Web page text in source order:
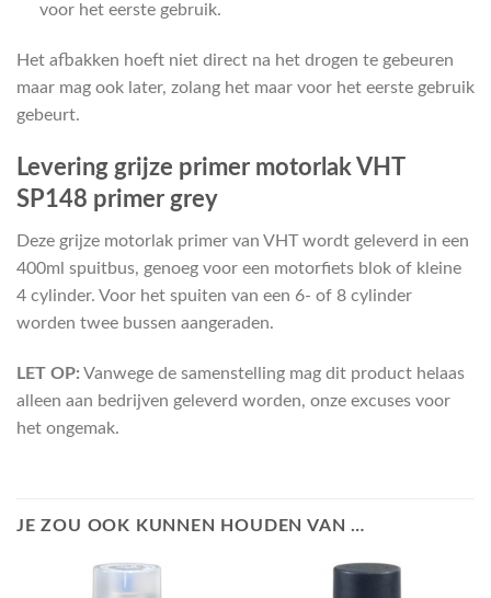
voor het eerste gebruik.
Het afbakken hoeft niet direct na het drogen te gebeuren
maar mag ook later, zolang het maar voor het eerste gebruik
gebeurt.
Levering grijze primer motorlak VHT
SP148 primer grey
Deze grijze motorlak primer van VHT wordt geleverd in een
400ml spuitbus, genoeg voor een motorfiets blok of kleine
4 cylinder. Voor het spuiten van een 6- of 8 cylinder
worden twee bussen aangeraden.
LET OP: Vanwege de samenstelling mag dit product helaas
alleen aan bedrijven geleverd worden, onze excuses voor
het ongemak.
JE ZOU OOK KUNNEN HOUDEN VAN …